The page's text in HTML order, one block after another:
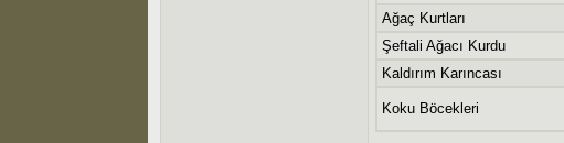
Ağaç Kurtları
Şeftali Ağacı Kurdu
Kaldırım Karıncası
Koku Böcekleri